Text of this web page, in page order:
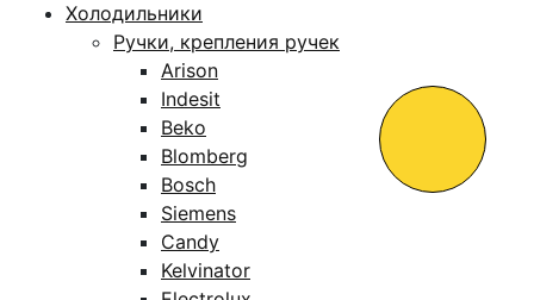
Холодильники
Ручки, крепления ручек
Arison
Indesit
Beko
Blomberg
Bosch
Siemens
Candy
Kelvinator